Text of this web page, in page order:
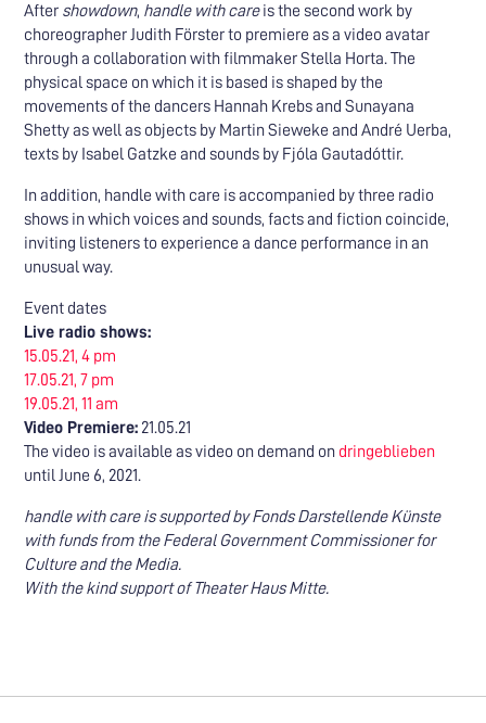
After showdown, handle with careis the second work by
choreographer Judith Förster to premiere as a video avatar
through a collaboration with filmmaker Stella Horta. The
physical space on which it is based is shaped by the
movements of the dancers Hannah Krebs and Sunayana
Shetty as well as objects by Martin Sieweke and André Uerba,
texts by Isabel Gatzke and sounds by Fjóla Gautadóttir.
In addition, handle with care is accompanied by three radio
shows in which voices and sounds, facts and fiction coincide,
inviting listeners to experience a dance performance in an
unusual way.
Event dates
Live radio shows:
15.05.21, 4 pm
17.05.21, 7 pm
19.05.21, 11 am
Video Premiere: 21.05.21
The video is available as video on demand on dringeblieben
until June 6, 2021.
handle with care is supported by Fonds Darstellende Künste
with funds from the Federal Government Commissioner for
Culture and the Media.
With the kind support of Theater Haus Mitte.